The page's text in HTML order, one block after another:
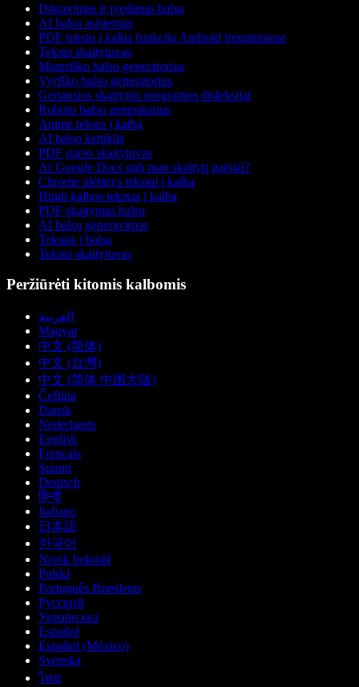
Diktavimas ir įvedimas balsu
AI balso asistentas
PDF teksto į kalbą funkcija Android įrenginiuose
Teksto skaitytuvas
Moteriško balso generatorius
Vyriško balso generatorius
Geriausios skaitymo programos disleksijai
Roboto balso generatorius
Anime teksto į kalbą
AI balso keitiklis
PDF garso skaitytuvas
Ar Google Docs gali man skaityti garsiai?
Chrome plėtinys tekstui į kalbą
Hindi kalbos tekstas į kalbą
PDF skaitymas balsu
AI balsų generavimas
Tekstas į balsą
Teksto skaitytuvas
Peržiūrėti kitomis kalbomis
العربية
Magyar
中文 (简体)
中文 (台灣)
中文 (简体 中国大陆)
Čeština
Dansk
Nederlands
English
Français
Suomi
Deutsch
हिन्दी
Italiano
日本語
한국어
Norsk bokmål
Polski
Português Brasileiro
Русский
Українська
Español
Español (México)
Svenska
ไทย